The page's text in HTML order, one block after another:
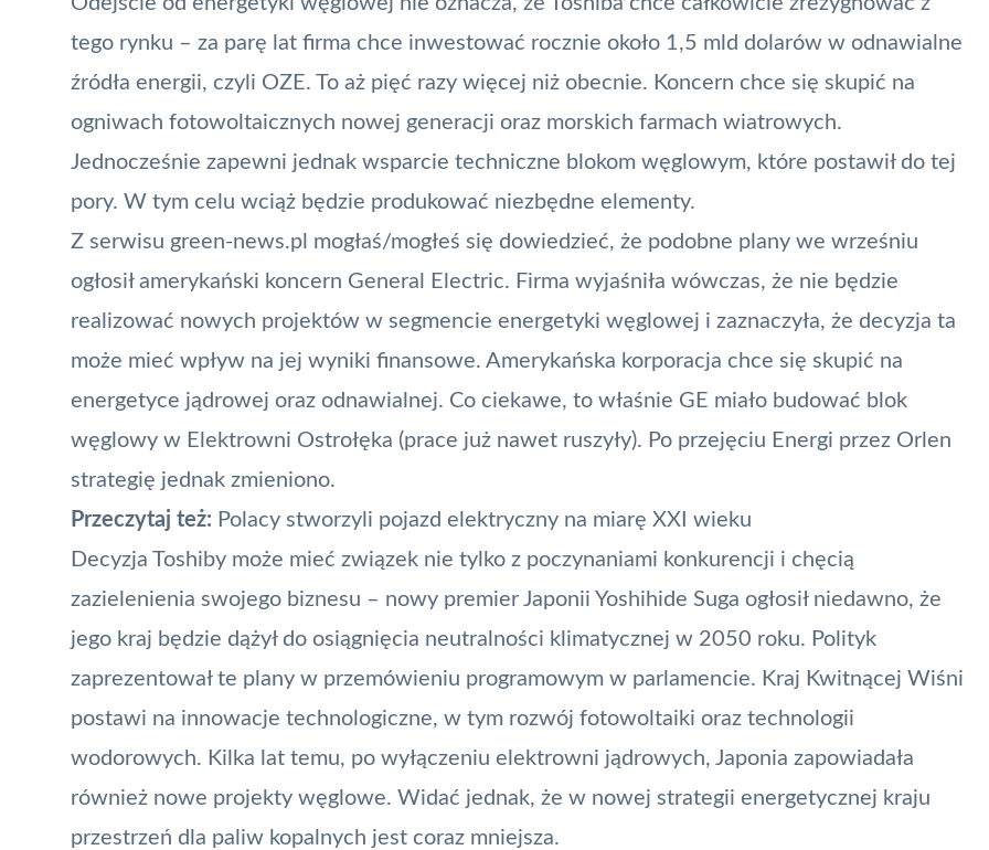
tego rynku – za parę lat firma chce inwestować rocznie około 1,5 mld dolarów w odnawialne
źródła energii, czyli OZE. To aż pięć razy więcej niż obecnie. Koncern chce się skupić na
ogniwach fotowoltaicznych nowej generacji oraz morskich farmach wiatrowych.
Jednocześnie zapewni jednak wsparcie techniczne blokom węglowym, które postawił do tej
pory. W tym celu wciąż będzie produkować niezbędne elementy.
Z serwisu green-news.pl mogłaś/mogłeś się dowiedzieć, że podobne plany we wrześniu
ogłosił amerykański koncern General Electric. Firma wyjaśniła wówczas, że nie będzie
realizować nowych projektów w segmencie energetyki węglowej i zaznaczyła, że decyzja ta
może mieć wpływ na jej wyniki finansowe. Amerykańska korporacja chce się skupić na
energetyce jądrowej oraz odnawialnej. Co ciekawe, to właśnie GE miało budować blok
węglowy w Elektrowni Ostrołęka (prace już nawet ruszyły). Po przejęciu Energi przez Orlen
strategię jednak zmieniono.
Przeczytaj też: Polacy stworzyli pojazd elektryczny na miarę XXI wieku
Decyzja Toshiby może mieć związek nie tylko z poczynaniami konkurencji i chęcią
zazielenienia swojego biznesu – nowy premier Japonii Yoshihide Suga ogłosił niedawno, że
jego kraj będzie dążył do osiągnięcia neutralności klimatycznej w 2050 roku. Polityk
zaprezentował te plany w przemówieniu programowym w parlamencie. Kraj Kwitnącej Wiśni
postawi na innowacje technologiczne, w tym rozwój fotowoltaiki oraz technologii
wodorowych. Kilka lat temu, po wyłączeniu elektrowni jądrowych, Japonia zapowiadała
również nowe projekty węglowe. Widać jednak, że w nowej strategii energetycznej kraju
przestrzeń dla paliw kopalnych jest coraz mniejsza.